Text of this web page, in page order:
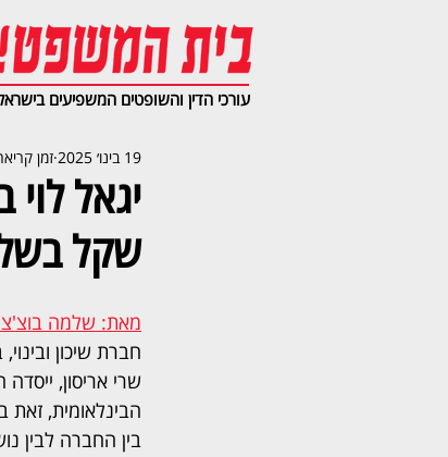
עורכי הדין והשופטים המשפיעים
שקל בשל
19 בינו׳ 2025 זמן קריאה 2
מאת: שלמה
חברת שיכון
שרי אריסון,
הבינלאומית, זאת
בין החברה לבין